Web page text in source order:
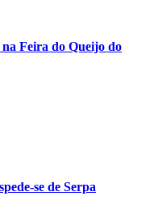
Feira do Queijo do
se de Serpa